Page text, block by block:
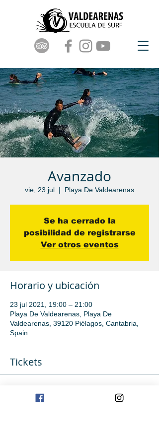
Avanzado
vie, 23 jul
  |
Playa De Valdearenas
Se ha cerrado la
posibilidad de registrarse
Ver otros eventos
Horario y ubicación
23 jul 2021, 19:00 – 21:00
Playa De Valdearenas, Playa De
Valdearenas, 39120 Piélagos, Cantabria,
Spain
Tickets
Venta finalizada